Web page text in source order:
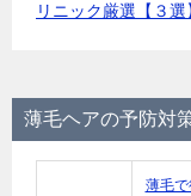
リニック厳選【３
薄毛ヘアの予防対
薄毛